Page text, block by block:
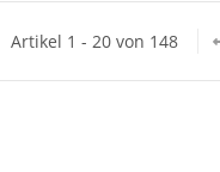
Artikel 1 - 20 von 148